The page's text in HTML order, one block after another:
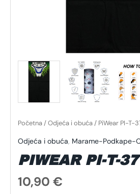
Početna /Odjeća i obuća / PiWear PI-T-
Odjeća i obuća, Marame-Podkape-
PIWEAR PI-T-37
10,90 €